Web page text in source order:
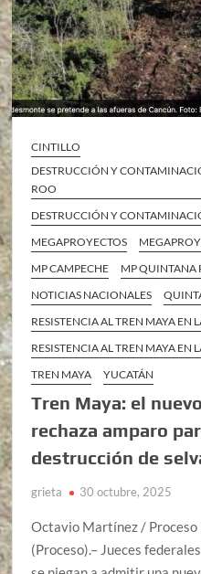
CINTILLO
DESTRUCCIÓN Y
ROO
DESTRUCCIÓN Y
MEGAPROYECTOS
MP CAMPECHE
MP QUINTANA
NOTICIAS NACIONALES
RESISTENCIA AL TREN MAYA EN
RESISTENCIA AL TREN MAYA EN
TREN MAYA
YUCATÁN
Tren Maya: el
rechaza amparo
destrucción de
grieta 30 octubre, 2025
Octavio Martínez / Proceso
(Proceso).– Jueces